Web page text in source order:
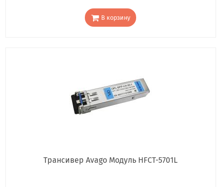
В корзину
Трансивер Avago Модуль HFCT-5701L